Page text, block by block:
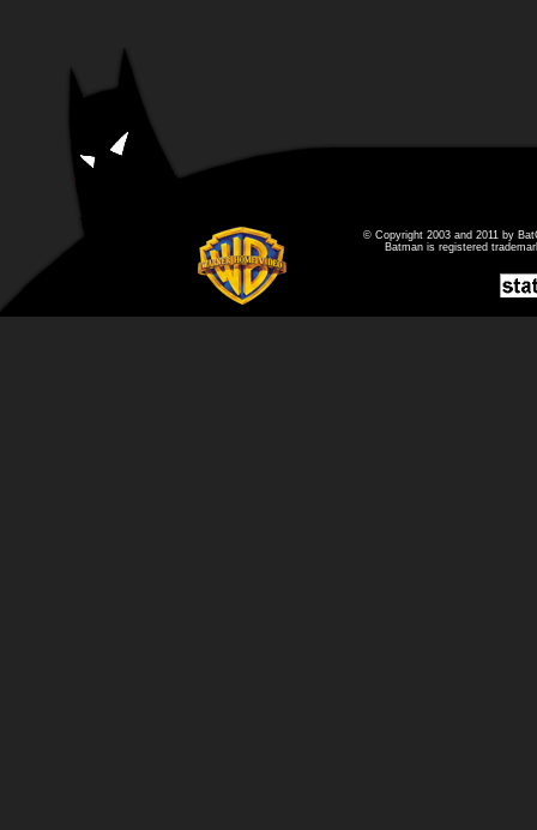
© Copyright 2003 and 2011 by
Batman is registered